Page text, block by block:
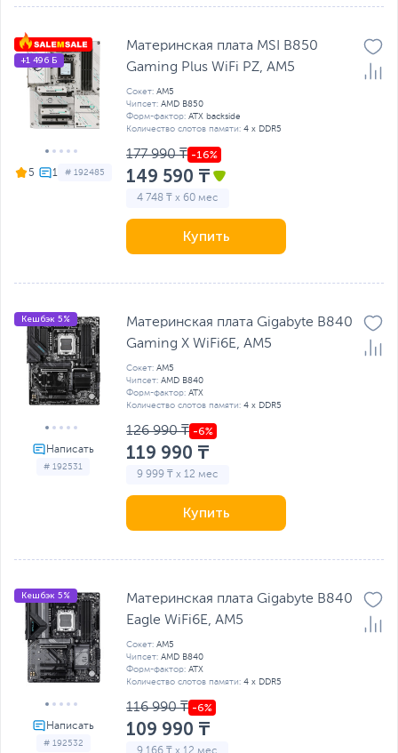
5 # 192485
+1 496 Б
Материнская плата MSI B850
Gaming Plus WiFi PZ, AM5
Сокет: AM5
Чипсет: AMD B850
Форм-фактор: ATX backside
Количество слотов памяти: 4 x DDR5
177 990 ₸
149 590 ₸
4 748 ₸ x 60 мес
Купить
# 192531
Кешбэк 5%
Материнская плата Gigabyte B840
Gaming X WiFi6E, AM5
Сокет: AM5
Чипсет: AMD B840
Форм-фактор: ATX
Количество слотов памяти: 4 x DDR5
126 990 ₸
119 990 ₸
9 999 ₸ x 12 мес
Купить
# 192532
Кешбэк 5%
Материнская плата Gigabyte B840
Eagle WiFi6E, AM5
Сокет: AM5
Чипсет: AMD B840
Форм-фактор: ATX
Количество слотов памяти: 4 x DDR5
116 990 ₸
109 990 ₸